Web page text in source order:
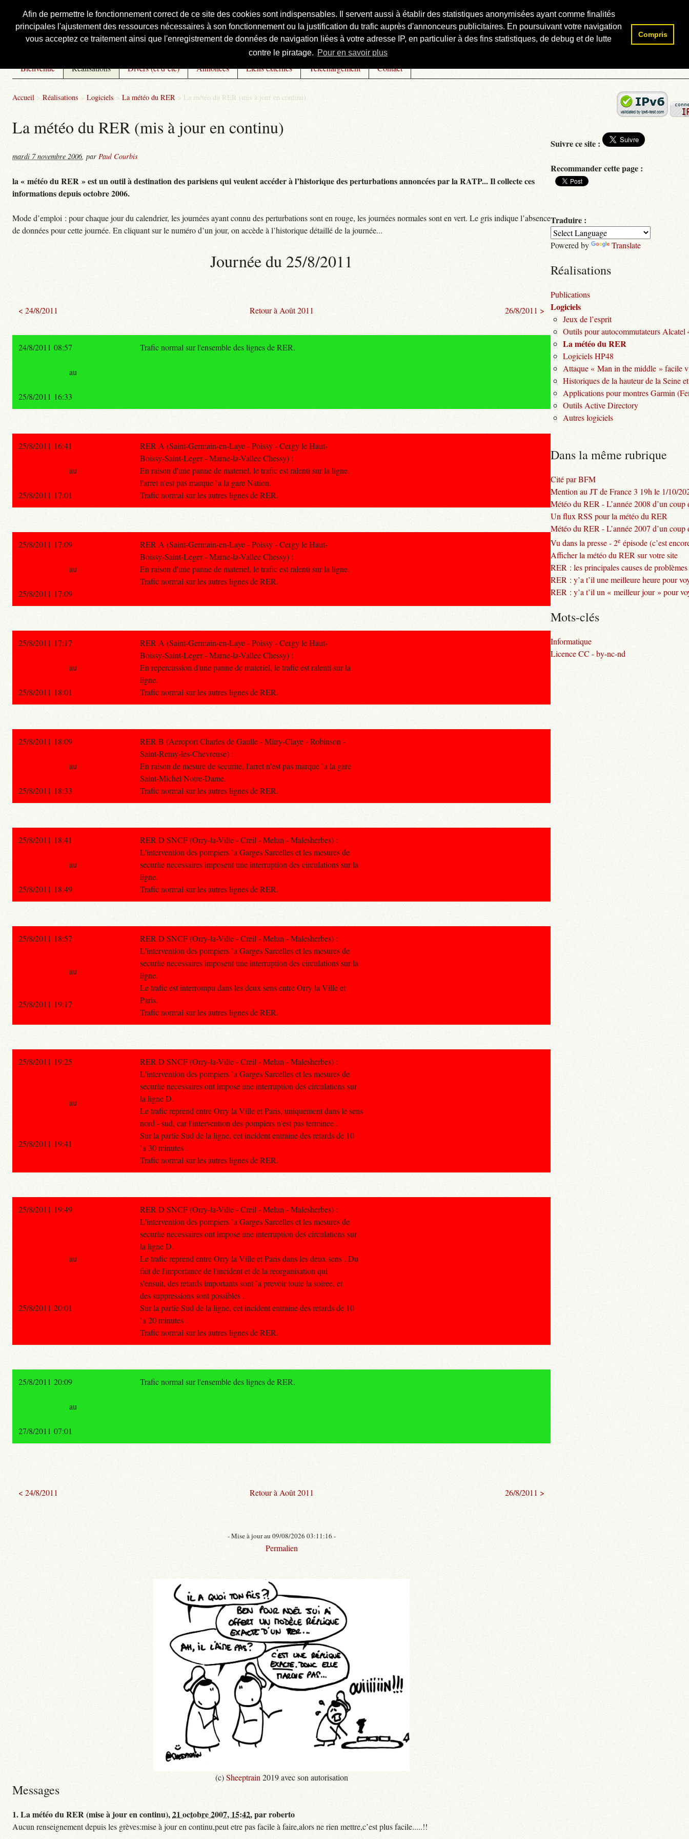
Afin de permettre le fonctionnement correct de ce site des cookies sont indispensables. Il servent aussi à établir des statistiques anonymisées ayant comme finalités
principales l'ajustement des ressources nécessaires à son fonctionnement ou la justification du trafic auprès d'annonceurs publicitaires. En poursuivant votre navigation
vous acceptez ce traitement ainsi que l'enregistrement de données de navigation liées à votre adresse IP, en particulier à des fins statistiques, de debug et de lutte
contre le piratage. Pour en savoir plus
Compris
Courbis, « LE » Blog Officiel
Bienvenue Réalisations Divers (et d’été) Annonces Liens externes Téléchargement Contact
Accueil > Réalisations > Logiciels > La météo du RER > La météo du RER (mis à jour en continu)
La météo du RER (mis à jour en continu)
mardi 7 novembre 2006, par Paul Courbis
la « météo du RER » est un outil à destination des parisiens qui veulent accéder à l’historique des perturbations annoncées par la RATP... Il collecte ces
informations depuis octobre 2006.
Mode d’emploi : pour chaque jour du calendrier, les journées ayant connu des perturbations sont en rouge, les journées normales sont en vert. Le gris indique l’absence
de données pour cette journée. En cliquant sur le numéro d’un jour, on accède à l’historique détaillé de la journée...
Journée du 25/8/2011
< 24/8/2011 Retour à Août 2011 26/8/2011 >
24/8/2011 08:57 Trafic normal sur l'ensemble des lignes de RER.
au
25/8/2011 16:33
25/8/2011 16:41
RER A (Saint-Germain-en-Laye - Poissy - Cergy le Haut-
Boissy-Saint-Leger - Marne-la-Vallee Chessy) :
En raison d'une panne de materiel, le trafic est ralenti sur la ligne.
l'arret n'est pas marque `a la gare Nation.
Trafic normal sur les autres lignes de RER.
au
25/8/2011 17:01
25/8/2011 17:09
RER A (Saint-Germain-en-Laye - Poissy - Cergy le Haut-
Boissy-Saint-Leger - Marne-la-Vallee Chessy) :
En raison d'une panne de materiel, le trafic est ralenti sur la ligne.
Trafic normal sur les autres lignes de RER.
au
25/8/2011 17:09
25/8/2011 17:17
RER A (Saint-Germain-en-Laye - Poissy - Cergy le Haut-
Boissy-Saint-Leger - Marne-la-Vallee Chessy) :
En repercussion d'une panne de materiel, le trafic est ralenti sur la
ligne.
Trafic normal sur les autres lignes de RER.
au
25/8/2011 18:01
25/8/2011 18:09
RER B (Aeroport Charles de Gaulle - Mitry-Claye - Robinson -
Saint-Remy-les-Chevreuse) :
En raison de mesure de securite, l'arret n'est pas marque `a la gare
Saint-Michel Notre-Dame.
Trafic normal sur les autres lignes de RER.
au
25/8/2011 18:33
25/8/2011 18:41
RER D SNCF (Orry-la-Ville - Creil - Melun - Malesherbes) :
L'intervention des pompiers `a Garges Sarcelles et les mesures de
securite necessaires imposent une interruption des circulations sur la
ligne.
Trafic normal sur les autres lignes de RER.
au
25/8/2011 18:49
25/8/2011 18:57
RER D SNCF (Orry-la-Ville - Creil - Melun - Malesherbes) :
L'intervention des pompiers `a Garges Sarcelles et les mesures de
securite necessaires imposent une interruption des circulations sur la
ligne.
Le trafic est interrompu dans les deux sens entre Orry la Ville et
Paris.
Trafic normal sur les autres lignes de RER.
au
25/8/2011 19:17
25/8/2011 19:25
RER D SNCF (Orry-la-Ville - Creil - Melun - Malesherbes) :
L'intervention des pompiers `a Garges Sarcelles et les mesures de
securite necessaires ont impose une interruption des circulations sur
la ligne D.
Le trafic reprend entre Orry la Ville et Paris, uniquement dans le sens
nord - sud, car l'intervention des pompiers n'est pas terminee .
Sur la partie Sud de la ligne, cet incident entraine des retards de 10
`a 30 minutes .
Trafic normal sur les autres lignes de RER.
au
25/8/2011 19:41
25/8/2011 19:49
RER D SNCF (Orry-la-Ville - Creil - Melun - Malesherbes) :
L'intervention des pompiers `a Garges Sarcelles et les mesures de
securite necessaires ont impose une interruption des circulations sur
la ligne D.
Le trafic reprend entre Orry la Ville et Paris dans les deux sens . Du
fait de l'importance de l'incident et de la reorganisation qui
s'ensuit, des retards importants sont `a prevoir toute la soiree, et
des suppressions sont possibles .
Sur la partie Sud de la ligne, cet incident entraine des retards de 10
`a 20 minutes .
Trafic normal sur les autres lignes de RER.
au
25/8/2011 20:01
25/8/2011 20:09 Trafic normal sur l'ensemble des lignes de RER.
au
27/8/2011 07:01
< 24/8/2011 Retour à Août 2011 26/8/2011 >
- Mise à jour au 09/08/2026 03:11:16 -
Permalien
(c)Sheeptrain 2019 avec son autorisation
Messages
1.La météo du RER (mise à jour en continu),21 octobre 2007, 15:42,parroberto
Aucun renseignement depuis les grèves:mise à jour en continu,peut etre pas facile à faire,alors ne rien mettre,c’est plus facile.....!!
Rechercher :
Suivre ce site :
Recommander cette page :
Traduire :
Powered by Translate
Réalisations
Publications
Logiciels
Jeux de l’esprit
Outils pour autocommutateurs Alcatel
La météo du RER
Logiciels HP48
Attaque « Man in the middle » facile
Historiques de la hauteur de la Seine
Applications pour montres Garmin
Outils Active Directory
Autres logiciels
Dans la même rubrique
Cité par BFM
Mention au JT de France 3 19h le 1/10/
Météo du RER - L’année 2008 d’un coup
Un flux RSS pour la météo du RER
Météo du RER - L’année 2007 d’un coup
Vu dans la presse - 2e épisode (c’est
Afficher la météo du RER sur votre site
RER : les principales causes de problèmes
RER : y’a t’il une meilleure heure pour
RER : y’a t’il un « meilleur jour » pour
Mots-clés
Informatique
Licence CC - by-nc-nd